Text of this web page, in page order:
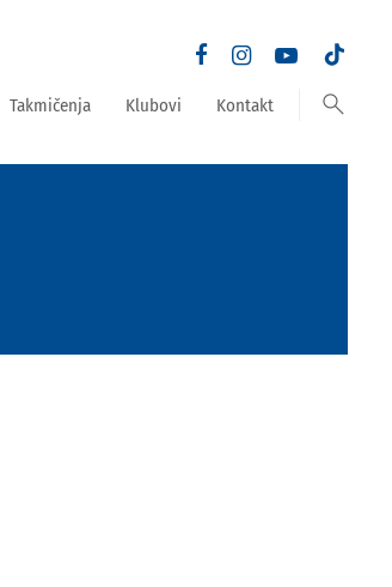
Takmičenja Klubovi Kontakt search